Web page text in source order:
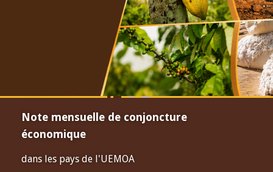
Note mensuelle de conjoncture
économique
dans les pays de l'UEMOA